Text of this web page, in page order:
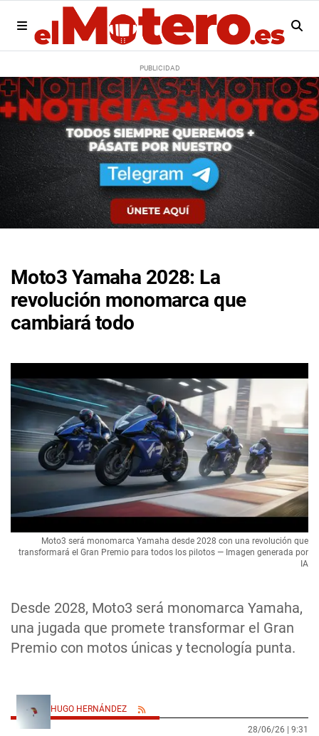
Moto3 Yamaha 2028: La
revolución monomarca que
cambiará todo
Desde 2028, Moto3 será monomarca Yamaha,
una jugada que promete transformar el Gran
Premio con motos únicas y tecnología punta.
Moto3 será monomarca Yamaha desde 2028 con una revolución que
transformará el Gran Premio para todos los pilotos — Imagen generada por
IA
HUGO HERNÁNDEZ
28/06/26 | 9:31